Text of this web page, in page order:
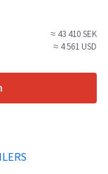
≈ 43 410 SEK
≈ 4 561 USD